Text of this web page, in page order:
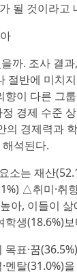
될 것이라고
까. 조사 결
절반에 미치
이 다른 그
경제 수준
경제력과
석된다.
소는 재산
△취미·취
아, 이들이
학생(18.6%)
표·꿈
탈(31.0%)